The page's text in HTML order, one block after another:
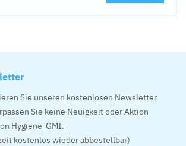
Sie unseren kostenlosen Newsletter
Sie keine Neuigkeit oder Aktion
Hygiene-GMI.
kostenlos wieder abbestellbar)